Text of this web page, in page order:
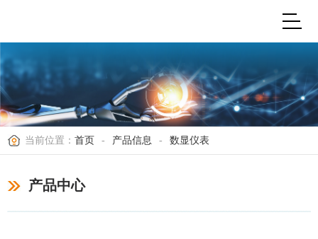
当前位置： 首页 - 产品信息 - 数显仪表
产品中心